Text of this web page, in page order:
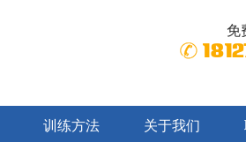
免
训练方法 关于我们